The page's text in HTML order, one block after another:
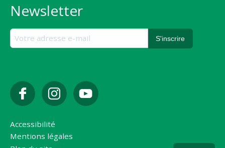
Newsletter
Accessibilité
Mentions légales